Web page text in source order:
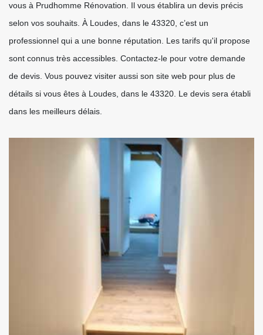
vous à Prudhomme Rénovation. Il vous établira un devis précis
selon vos souhaits. À Loudes, dans le 43320, c’est un
professionnel qui a une bonne réputation. Les tarifs qu'il propose
sont connus très accessibles. Contactez-le pour votre demande
de devis. Vous pouvez visiter aussi son site web pour plus de
détails si vous êtes à Loudes, dans le 43320. Le devis sera établi
dans les meilleurs délais.